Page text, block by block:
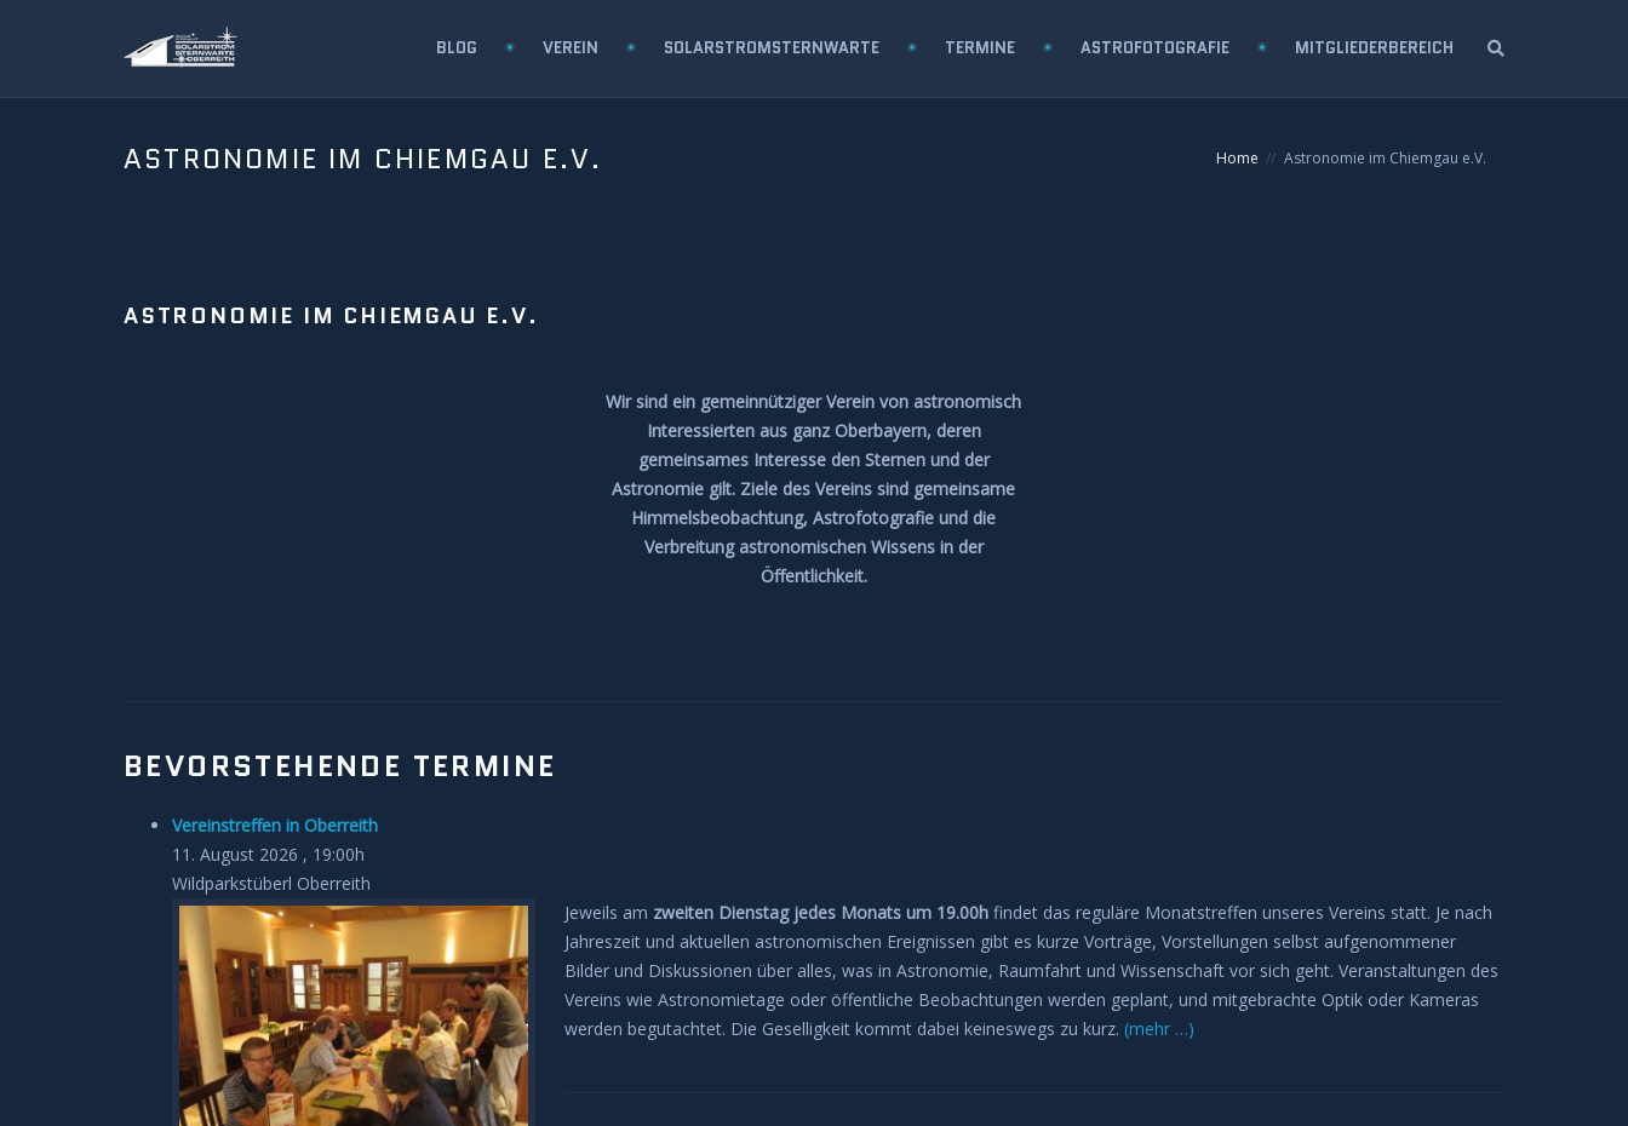
BLOG VEREIN SOLARSTROMSTERNWARTE TERMINE ASTROFOTOGRAFIE MITGLIEDERBEREICH
ASTRONOMIE IM CHIEMGAU E.V. Home Astronomie im Chiemgau e.V.
ASTRONOMIE IM CHIEMGAU E.V.
Wir sind ein gemeinnütziger Verein von astronomisch
Interessierten aus ganz Oberbayern, deren
gemeinsames Interesse den Sternen und der
Astronomie gilt. Ziele des Vereins sind gemeinsame
Himmelsbeobachtung, Astrofotografie und die
Verbreitung astronomischen Wissens in der
Öffentlichkeit.
BEVORSTEHENDE TERMINE
Vereinstreffen in Oberreith
11. August 2026 , 19:00h
Wildparkstüberl Oberreith
Jeweils am zweiten Dienstag jedes Monats um 19.00h findet das reguläre Monatstreffen unseres Vereins statt. Je nach
Jahreszeit und aktuellen astronomischen Ereignissen gibt es kurze Vorträge, Vorstellungen selbst aufgenommener
Bilder und Diskussionen über alles, was in Astronomie, Raumfahrt und Wissenschaft vor sich geht. Veranstaltungen des
Vereins wie Astronomietage oder öffentliche Beobachtungen werden geplant, und mitgebrachte Optik oder Kameras
werden begutachtet. Die Geselligkeit kommt dabei keineswegs zu kurz. (mehr …)